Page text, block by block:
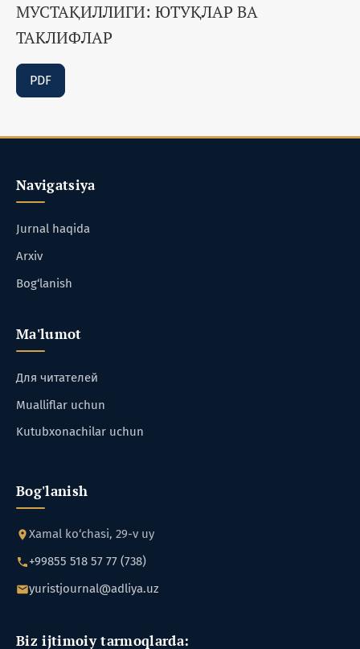
МУСТАҚИЛЛИГИ: ЮТУҚЛАР ВА
ТАКЛИФЛАР
PDF
Navigatsiya
Jurnal haqida
Arxiv
Bog‘lanish
Ma'lumot
Для читателей
Mualliflar uchun
Kutubxonachilar uchun
Bog'lanish
Xamal ko‘chasi, 29-v uy
+99855 518 57 77 (738)
yuristjournal@adliya.uz
Biz ijtimoiy tarmoqlarda: